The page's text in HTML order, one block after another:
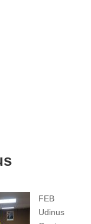
FEB
Udinus